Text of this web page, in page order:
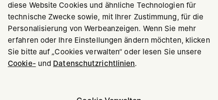
Maison Margiela MM6
Maison Margiela ist Mitglied von OTB
WÄHLEN SIE IHREN AUFENTHALTSORT
Offenbar sind Sie in United States. Möchten Sie Ihren
Aufenthaltsort berichtigen?
diese Website Cookies und ähnliche Technologien für
technische Zwecke sowie, mit Ihrer Zustimmung, für die
Personalisierung von Werbeanzeigen. Wenn Sie mehr
erfahren oder Ihre Einstellungen ändern möchten, klicken
Sie bitte auf „Cookies verwalten“ oder lesen Sie unsere
Cookie- und Datenschutzrichtlinien.